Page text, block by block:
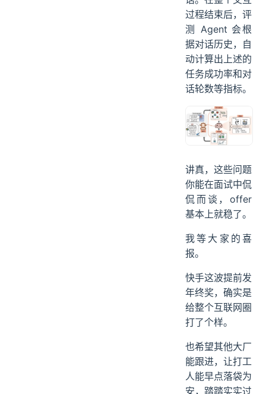
步是追问、换个
话题还是结束对
话。在整个交互
过程结束后，评
测 Agent 会根
据对话历史，自
任务成功率和对
话轮数等指标。
讲真，这些问题
侃而谈，offer
基本上就稳了。
我等大家的喜
报。
快手这波提前发
给整个互联网圈
打了个样。
也希望其他大厂